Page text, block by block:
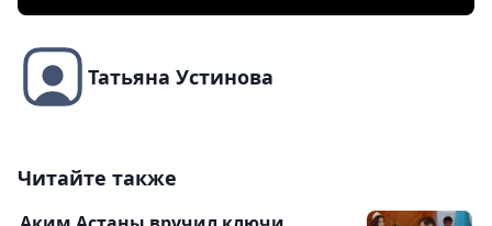
Татьяна Устинова
Читайте также